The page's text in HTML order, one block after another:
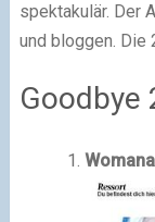
spektakulär. Der
und bloggen. Die
Goodbye